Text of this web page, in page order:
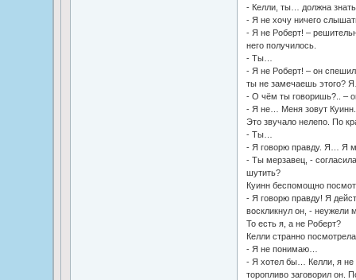
- Келли, ты… должна
- Я не хочу ничего
- Я не Роберт! –
него получилось.
- Ты…
- Я не Роберт! – он
ты не замечаешь этого?
- О чём ты говоришь?.. –
- Я не… Меня зовут
Это звучало нелепо. По
- Ты…
- Я говорю правду. Я… Я
- Ты мерзавец, -
шутить?
Куинн беспомощно
- Я говорю правду! Я
воскликнул он, - неужели
То есть я, а не Роберт?
Келли странно
- Я не понимаю…
- Я хотел бы… Келли, я
торопливо заговорил он.